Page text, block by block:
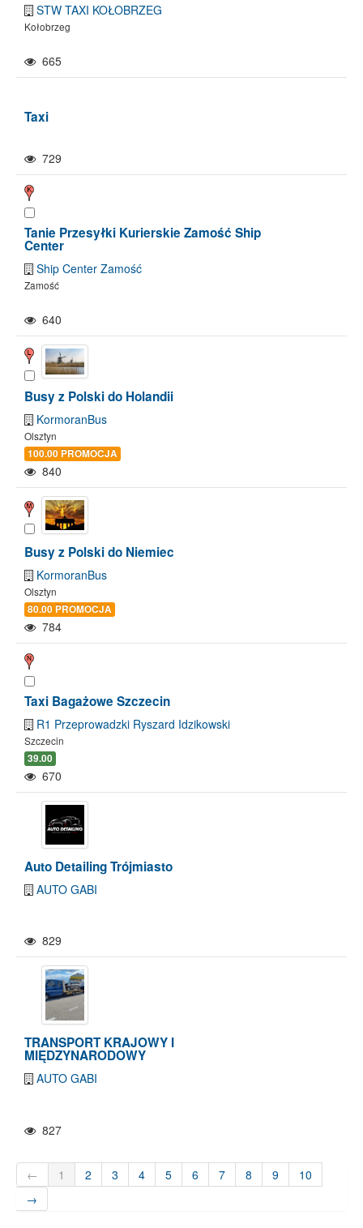
STW TAXI KOŁOBRZEG
Kołobrzeg
665
Taxi
729
Tanie Przesyłki Kurierskie Zamość Ship
Center
Ship Center Zamość
Zamość
640
Busy z Polski do Holandii
KormoranBus
Olsztyn
100.00 PROMOCJA
840
Busy z Polski do Niemiec
KormoranBus
Olsztyn
80.00 PROMOCJA
784
Taxi Bagażowe Szczecin
R1 Przeprowadzki Ryszard Idzikowski
Szczecin
39.00
670
Auto Detailing Trójmiasto
AUTO GABI
829
TRANSPORT KRAJOWY I
MIĘDZYNARODOWY
AUTO GABI
827
← 1 2 3 4 5 6 7 8 9
10
→